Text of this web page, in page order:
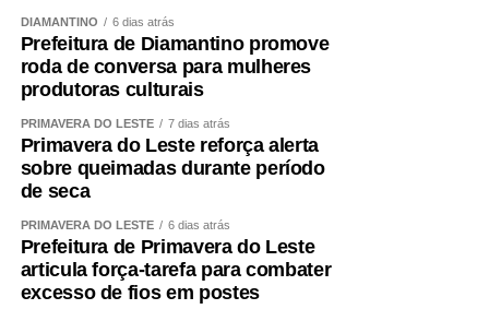
DIAMANTINO 6 dias atrás
Prefeitura de Diamantino promove
roda de conversa para mulheres
produtoras culturais
PRIMAVERA DO LESTE 7 dias atrás
Primavera do Leste reforça alerta
sobre queimadas durante período
de seca
PRIMAVERA DO LESTE 6 dias atrás
Prefeitura de Primavera do Leste
articula força-tarefa para combater
excesso de fios em postes